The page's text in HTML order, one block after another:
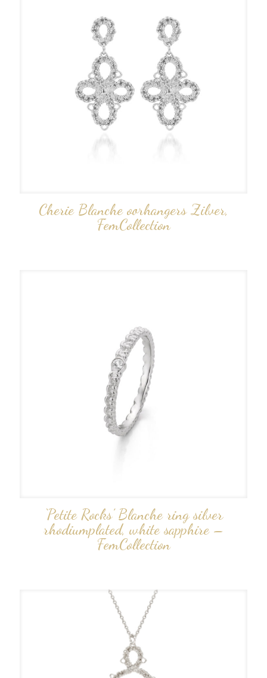
Cherie Blanche oorhangers Zilver,
FemCollection
‘Petite Rocks’ Blanche ring silver
rhodiumplated, white sapphire –
FemCollection